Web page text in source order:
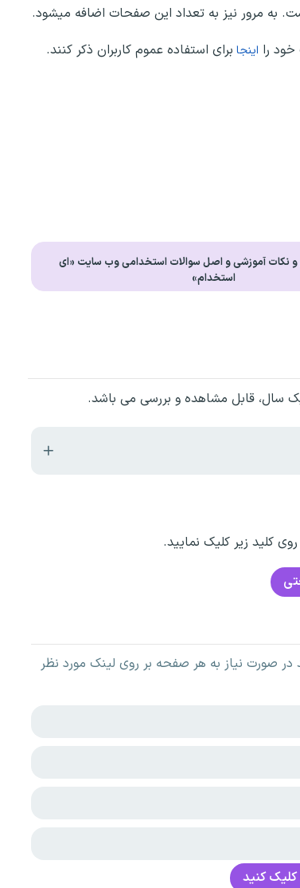
به مرور نیز به تعداد این صفحات اضافه میشود.
را اینجا برای استفاده عموم کاربران ذکر کنند.
نکات آموزشی و اصل سوالات استخدامی وب سایت «ای
استخدام»
سال، قابل مشاهده و بررسی می باشد.
کلید زیر کلیک نمایید.
صورت نیاز به هر صفحه بر روی لینک مورد نظر
کلیک کنید